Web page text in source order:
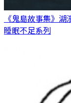
《鬼島故事集》湖
睡眠不足系列